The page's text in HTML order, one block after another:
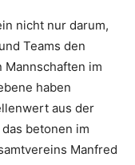
nicht nur darum,
Teams den
Mannschaften im
haben
aus der
betonen im
Manfred